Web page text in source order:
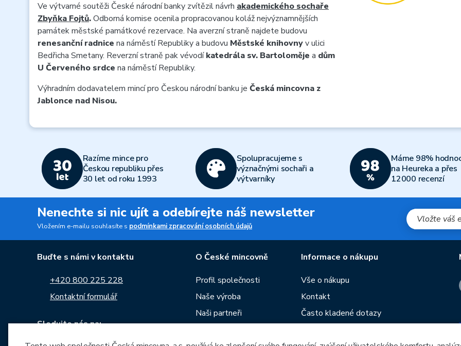
Ve výtvarné soutěži České národní banky zvítězil návrh akademického sochaře
Zbyňka Fojtů.Odborná komise ocenila propracovanou koláž nejvýznamnějších
památek městské památkové rezervace. Na averzní straně najdete budovu
renesanční radnice na náměstí Republiky a budovu Městské knihovnyv ulici
Bedřicha Smetany. Reverzní straně pak vévodíkatedrála sv. Bartoloměje a dům
U Červeného srdce na náměstí Republiky.
Výhradním dodavatelem mincí pro Českou národní banku je Česká mincovna z
Jablonce nad Nisou.
Razíme mince pro
Českou republiku přes
30 let od roku 1993
Spolupracujeme s
význačnými sochaři a
výtvarníky
Máme 98%
na Heureka a přes
12000 recenzí
Nenechte si nic ujít a odebírejte náš newsletter
Vložením e-mailu souhlasíte s podmínkami zpracování osobních údajů
Buďte s námi v kontaktu
+420 800 225 228
Kontaktní formulář
Sledujte nás na:
O České mincovně
Profil společnosti
Naše výroba
Naši partneři
Informace o nákupu
Vše o nákupu
Kontakt
Často kladené dotazy